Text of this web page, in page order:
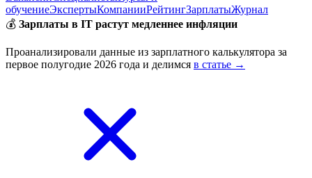
обучениеЭкспертыКомпанииРейтингЗарплатыЖурнал
💰 Зарплаты в IT растут медленнее инфляции
Проанализировали данные из зарплатного калькулятора за
первое полугодие 2026 года и делимся в статье →